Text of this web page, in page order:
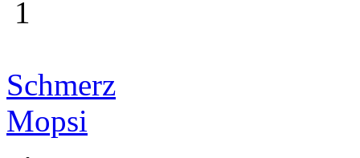
1
Schmerz
Mopsi